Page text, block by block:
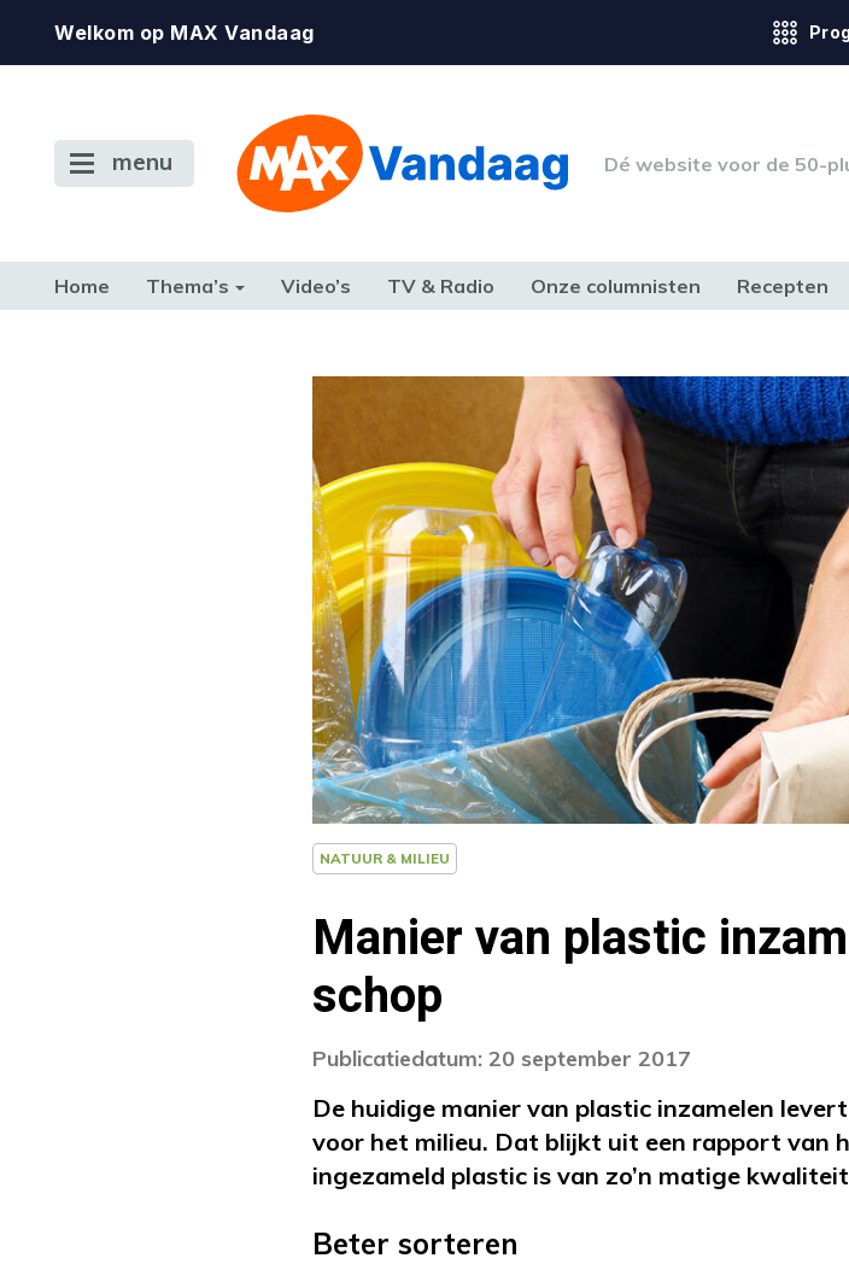
Welkom op MAX Vandaag
menu Dé website voor de 50-
Home Thema’s Video’s TV & Radio Onze columnisten Recepten
NATUUR & MILIEU
Manier van plastic
schop
Publicatiedatum: 20 september 2017
De huidige manier van plastic inzamelen
voor het milieu. Dat blijkt uit een rapport van
ingezameld plastic is van zo’n matige
Beter sorteren